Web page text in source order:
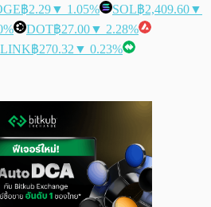
฿2.29▼ 1.05% SOL฿2,409.60▼
DOT฿27.00▼ 2.28%
LINK฿270.32 ▼ 0.23%